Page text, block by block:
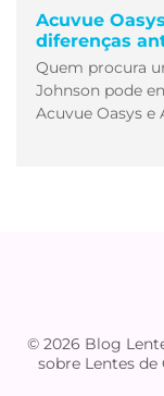
Acuvue
diferenças
Quem procura
Johnson pode
Acuvue Oasys e
© 2026 Blog
sobre Lentes de